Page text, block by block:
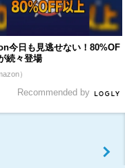
今日も見逃せない！80%OF
続々登場
）
Recommended by